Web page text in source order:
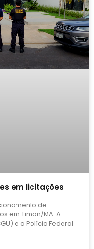
em licitações
de
em Timon/MA. A
e a Polícia Federal